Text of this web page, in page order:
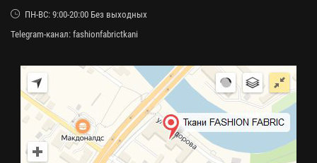
ПН-ВС: 9:00-20:00 Без выходных
Telegram-канал: fashionfabrictkani